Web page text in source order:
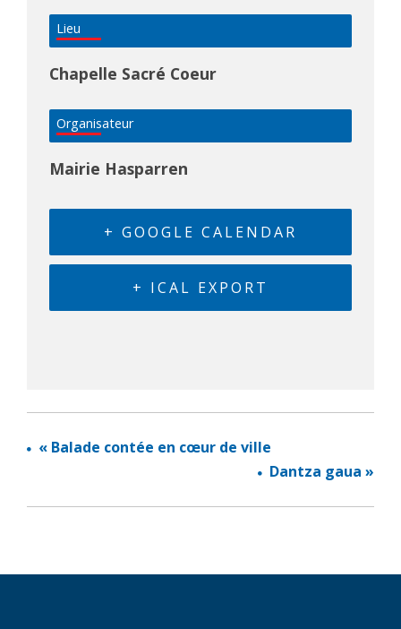
Lieu
Chapelle Sacré Coeur
Organisateur
Mairie Hasparren
+ GOOGLE CALENDAR
+ ICAL EXPORT
« Balade contée en cœur de ville
Dantza gaua »